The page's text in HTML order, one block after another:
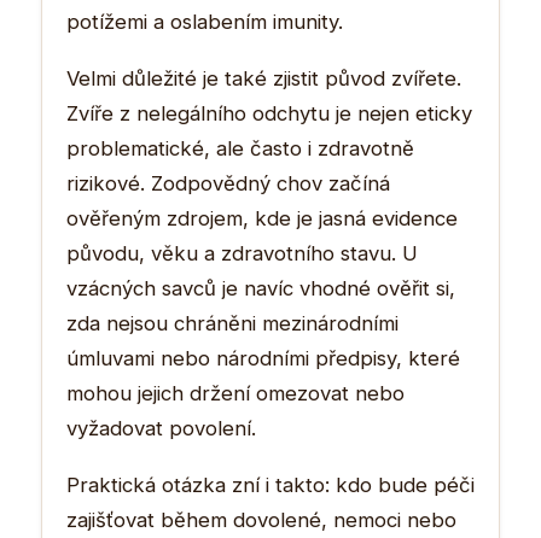
potížemi a oslabením imunity.
Velmi důležité je také zjistit původ zvířete.
Zvíře z nelegálního odchytu je nejen eticky
problematické, ale často i zdravotně
rizikové. Zodpovědný chov začíná
ověřeným zdrojem, kde je jasná evidence
původu, věku a zdravotního stavu. U
vzácných savců je navíc vhodné ověřit si,
zda nejsou chráněni mezinárodními
úmluvami nebo národními předpisy, které
mohou jejich držení omezovat nebo
vyžadovat povolení.
Praktická otázka zní i takto: kdo bude péči
zajišťovat během dovolené, nemoci nebo